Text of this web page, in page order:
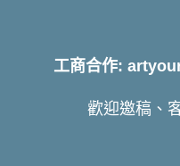
工商合作:
歡迎邀稿、